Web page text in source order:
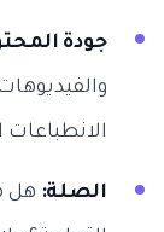
جودة
الانطباعات
الصلة: هل